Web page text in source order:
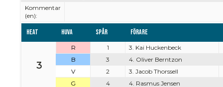
Kommentar
(en):
Heat Huva Spår Förare
3
R 1
3. Kai Huckenbeck
B
3
4. Oliver Berntzon
V
2
3. Jacob Thorssell
G
4
4. Rasmus Jensen